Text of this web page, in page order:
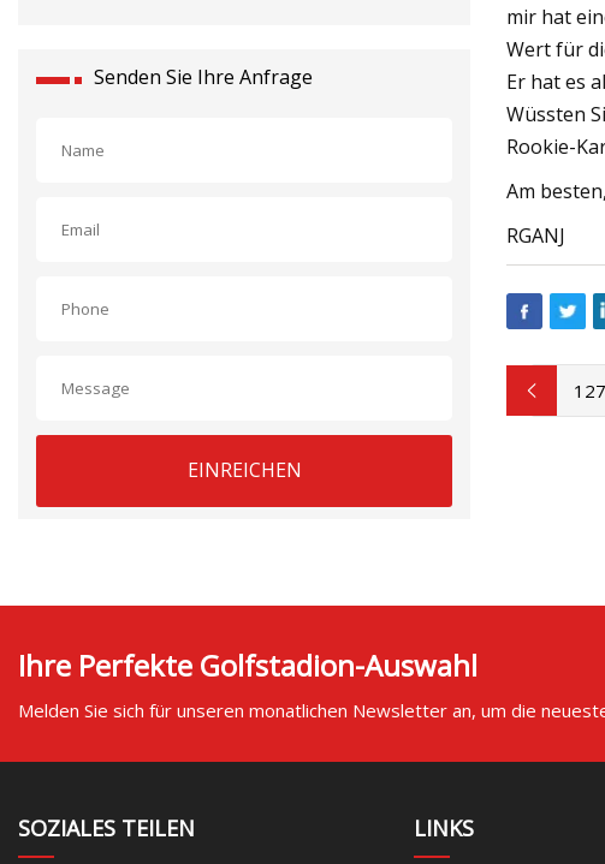
Senden Sie Ihre Anfrage
EINREICHEN
mir hat
Wert für
Er hat es
Wüssten
Rookie-
Am besten,
RGANJ
Ihre Perfekte Golfstadion-Auswahl
Melden Sie sich für unseren monatlichen Newsletter an, um die
SOZIALES TEILEN LINKS